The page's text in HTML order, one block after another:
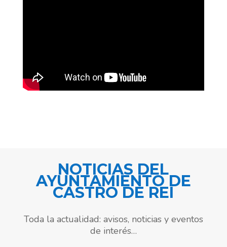
NOTICIAS DEL
AYUNTAMIENTO DE
CASTRO DE REI
Toda la actualidad: avisos, noticias y eventos
de interés…